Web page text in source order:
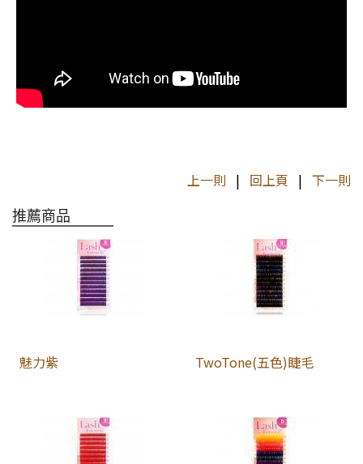
上一則 | 回上頁 | 下一則
推薦商品
魅力紫 TwoTone(五色)睫毛